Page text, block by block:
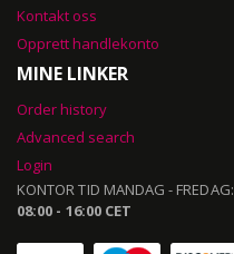
Kontakt oss
Opprett handlekonto
MINE LINKER
Order history
Advanced search
Login
KONTOR TID MANDAG - FREDAG:
08:00 - 16:00 CET